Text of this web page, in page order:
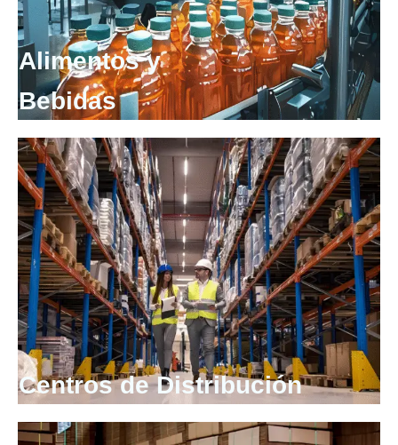
Bebidas
Alimentos y
Centros de Distribución